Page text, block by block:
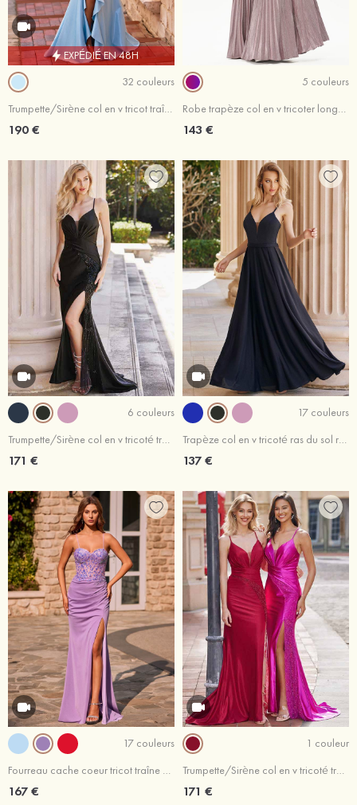
EXPÉDIÉ EN 48H
32 couleurs
190 €
5 couleurs
143 €
6 couleurs
Trumpette/Sirène col en v tricoté traîne balayage robe de bal
171 €
17 couleurs
Trapèze col en v tricoté ras du sol robe de bal
137 €
17 couleurs
Fourreau cache coeur tricot traîne balayage robe de bal
167 €
1 couleur
Trumpette/Sirène col en v tricoté traîne balayage robe de bal
171 €